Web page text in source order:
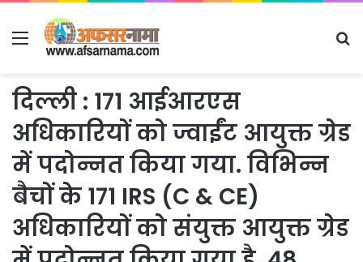
Menu
दिल्ली : 171 आईआरएस
अधिकारियों को ज्वाईंट आयुक्त ग्रेड
में पदोन्नत किया गया. विभिन्न
बैचों के 171 IRS (C & CE)
अधिकारियों को संयुक्त आयुक्त ग्रेड